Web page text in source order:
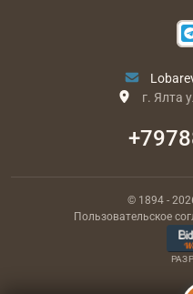
г. Ялта
© 1894 -
Пользовательское